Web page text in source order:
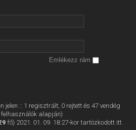
Emlékezz rám
jelen :: 1 regisztrált, 0 rejtett és 47 vendég
alapján)
fő) 2021. 01. 09. 18:27-kor tartózkodott itt.